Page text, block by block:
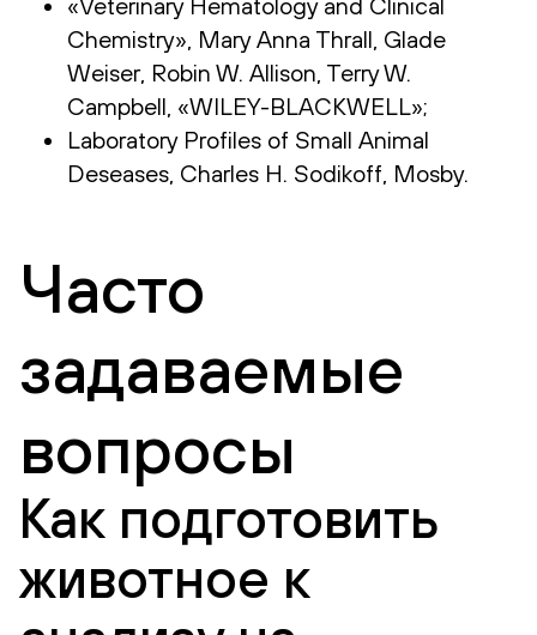
Chemistry», Mary Anna Thrall, Glade
Weiser, Robin W. Allison, Terry W.
Campbell, «WILEY-BLACKWELL»;
Laboratory Profiles of Small Animal
Deseases, Charles H. Sodikoff, Mosby.
Часто
задаваемые
вопросы
Как подготовить
животное к